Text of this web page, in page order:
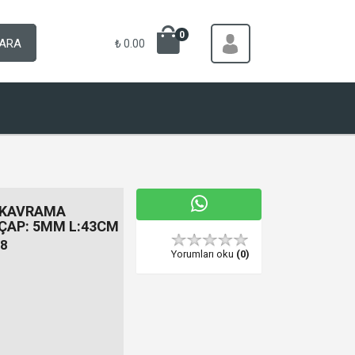
₺ 0.00
0
5MM L:43CM
Yorumları oku (0)